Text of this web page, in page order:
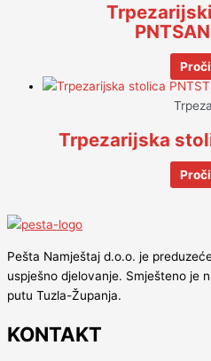
Trpezarijska
Pešta Namještaj d.o.o. je
uspješno djelovanje. Smješteno je
putu Tuzla-Županja.
KONTAKT